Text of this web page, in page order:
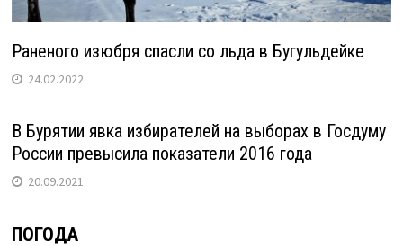
Раненого изюбря спасли со льда в Бугульдейке
24.02.2022
В Бурятии явка избирателей на выборах в Госдуму
России превысила показатели 2016 года
20.09.2021
ПОГОДА